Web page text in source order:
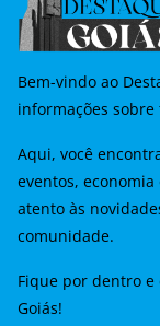
Bem-vindo ao
informações sobre
Aqui, você
eventos,
atento às
comunidade.
Fique por dentro e
Goiás!